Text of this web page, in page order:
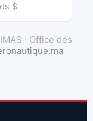
$
· Office des